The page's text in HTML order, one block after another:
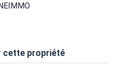
cette propriété